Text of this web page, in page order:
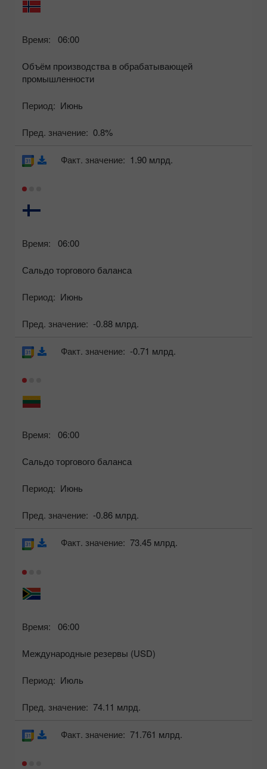
Время: 06:00
Объём производства в обрабатывающей
промышленности
Период: Июнь
Пред. значение: 0.8%
Время: 06:00
Сальдо торгового баланса
Период: Июнь
Пред. значение: -0.88 млрд.
Факт. значение: 1.90 млрд.
Время: 06:00
Сальдо торгового баланса
Период: Июнь
Пред. значение: -0.86 млрд.
Факт. значение: -0.71 млрд.
Время: 06:00
Международные резервы (USD)
Период: Июль
Пред. значение: 74.11 млрд.
Факт. значение: 73.45 млрд.
Факт. значение: 71.761 млрд.